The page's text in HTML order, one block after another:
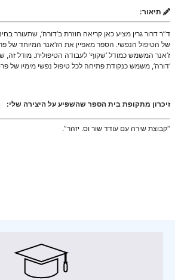
תיאור:
ד”ר דרור גרין מציע כאן קריאה חוזרת ב’דורה’, שתעורר
של הטיפול הנפשי. הספר מאפיין את הז’אנר המיוחד של
ז’אנר המשמש כמודל ‘שקוף’ לעבודה הטיפולית. מודל
‘דורה’, משמש כנקודת פתיחה לכל טיפול נפשי מימיו של
זיכרון מתקופת בית הספר שהשפיע על היצירה שלי:
“קבוצת שירה עם עודד שור וס. יזהר”.